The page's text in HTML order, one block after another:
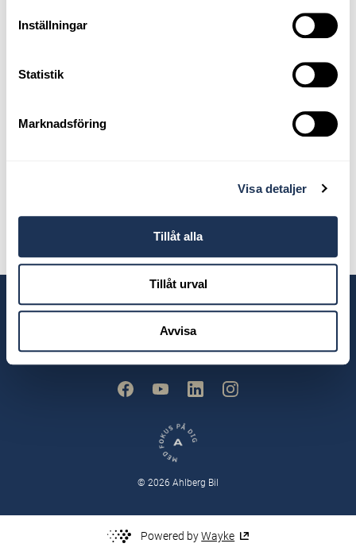
Inställningar
Statistik
Marknadsföring
Visa detaljer
Tillåt alla
Tillåt urval
Avvisa
faktura@ahlbergbil.se
Våra anläggningar
© 2026 Ahlberg Bil
Powered byWayke